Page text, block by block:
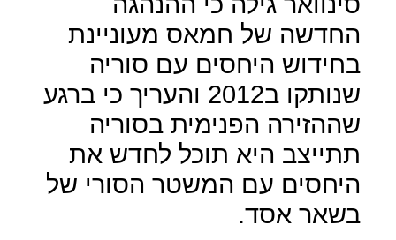
החדשה של חמאס מעוניינת
בחידוש היחסים עם סוריה
שנותקו ב2012 והעריך כי ברגע
שההזירה הפנימית בסוריה
תתייצב היא תוכל לחדש את
היחסים עם המשטר הסורי של
בשאר אסד.